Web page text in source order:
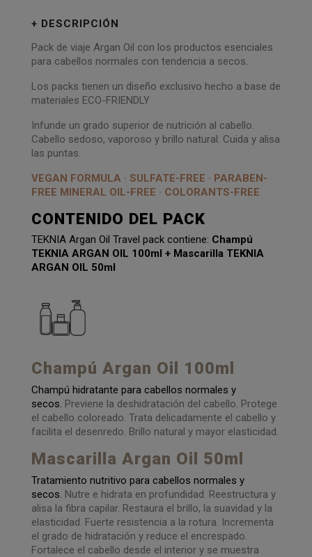
DESCRIPCIÓN
Pack de viaje Argan Oil con los productos esenciales
para cabellos normales con tendencia a secos.
Los packs tienen un diseño exclusivo hecho a base de
materiales ECO-FRIENDLY
Infunde un grado superior de nutrición al cabello.
Cabello sedoso, vaporoso y brillo natural. Cuida y alisa
las puntas.
VEGAN FORMULA · SULFATE-FREE · PARABEN-
FREE MINERAL OIL-FREE · COLORANTS-FREE
CONTENIDO DEL PACK
TEKNIA Argan Oil Travel pack contiene: Champú
TEKNIA ARGAN OIL 100ml + Mascarilla TEKNIA
ARGAN OIL 50ml
Champú Argan Oil 100ml
Champú hidratante para cabellos normales y
secos. Previene la deshidratación del cabello. Protege
el cabello coloreado. Trata delicadamente el cabello y
facilita el desenredo. Brillo natural y mayor elasticidad.
Mascarilla Argan Oil 50ml
Tratamiento nutritivo para cabellos normales y
secos. Nutre e hidrata en profundidad. Reestructura y
alisa la fibra capilar. Restaura el brillo, la suavidad y la
elasticidad. Fuerte resistencia a la rotura. Incrementa
el grado de hidratación y reduce el encrespado.
Fortalece el cabello desde el interior y se muestra